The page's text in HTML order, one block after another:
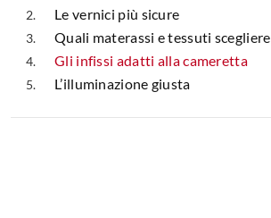
Le vernici più sicure
Quali materassi e tessuti scegliere
Gli infissi adatti alla cameretta
L’illuminazione giusta